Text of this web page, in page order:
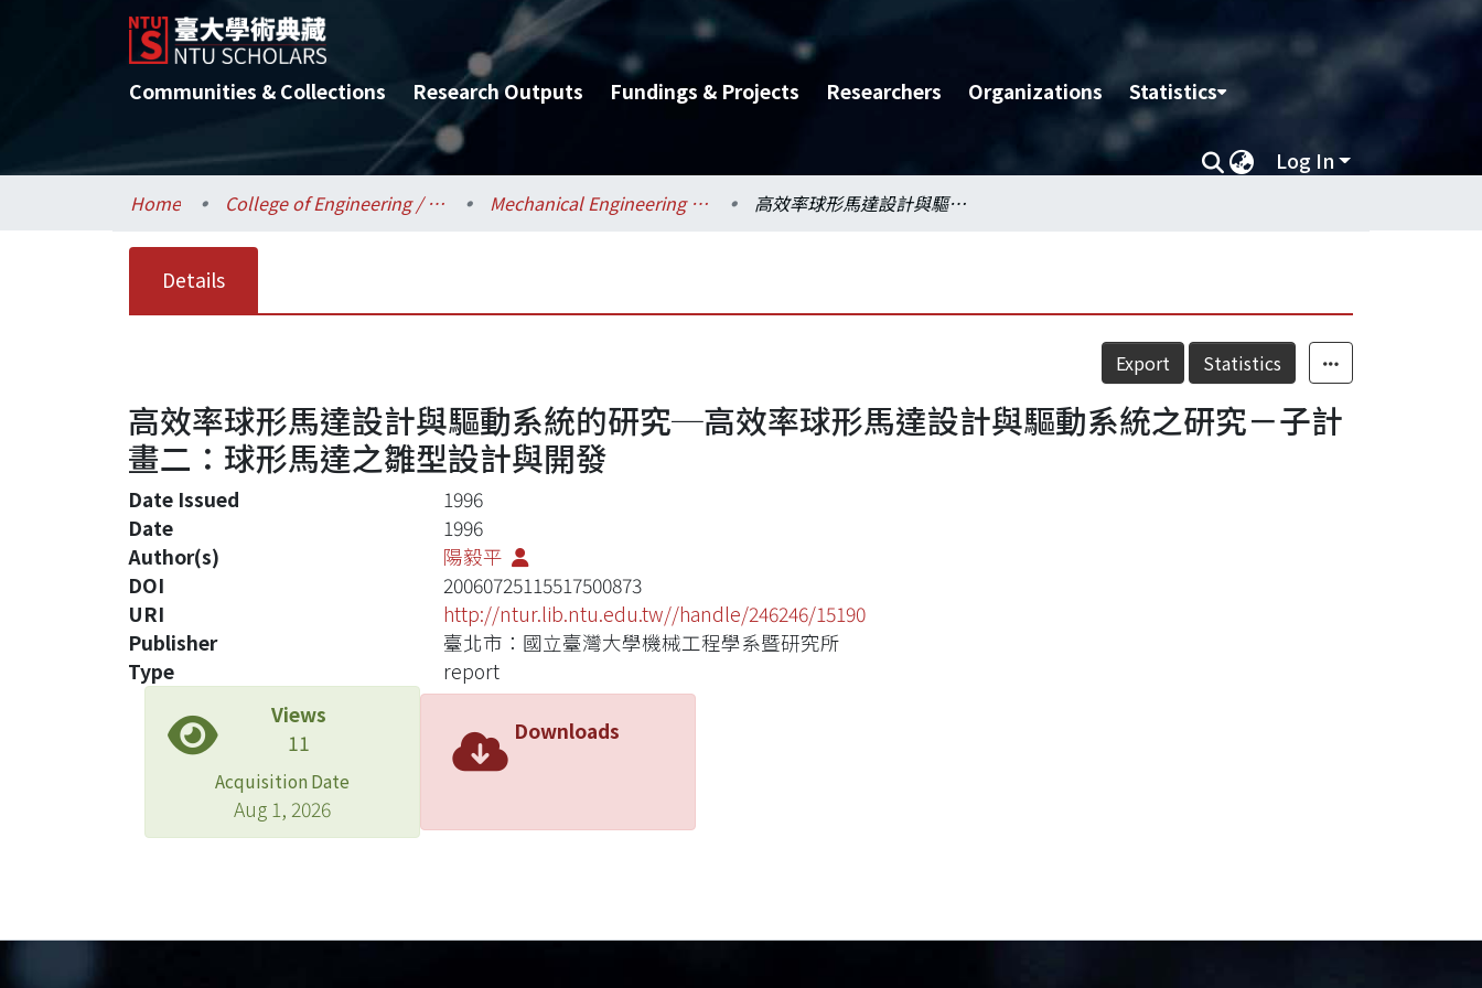
Communities & Collections Research Outputs Fundings & Projects Researchers Organizations Statistics
Log In
Home College of Engineering / 工學院 Mechanical Engineering / 機械工程學系 高效率球形馬達設計與驅動系統的研究─高效率球形馬達設計與驅動系統之研究－子計畫二：球形馬達之雛型設計與開發
Details
Export Statistics
高效率球形馬達設計與驅動系統的研究─高效率球形馬達設計與驅動系統之研究－子計
畫二：球形馬達之雛型設計與開發
Date Issued
1996
Date
1996
Author(s)
陽毅平
DOI
20060725115517500873
URI
http://ntur.lib.ntu.edu.tw//handle/246246/15190
Publisher
臺北市：國立臺灣大學機械工程學系暨研究所
Type
report
Views
11
Acquisition Date
Aug 1, 2026
Downloads